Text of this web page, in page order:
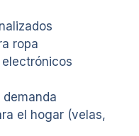
ropa
el hogar (velas,